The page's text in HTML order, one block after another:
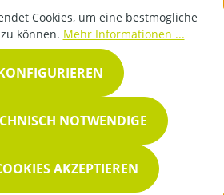
Cookies, um eine bestmögliche
können. Mehr Informationen ...
NOTWENDIGE
AKZEPTIEREN